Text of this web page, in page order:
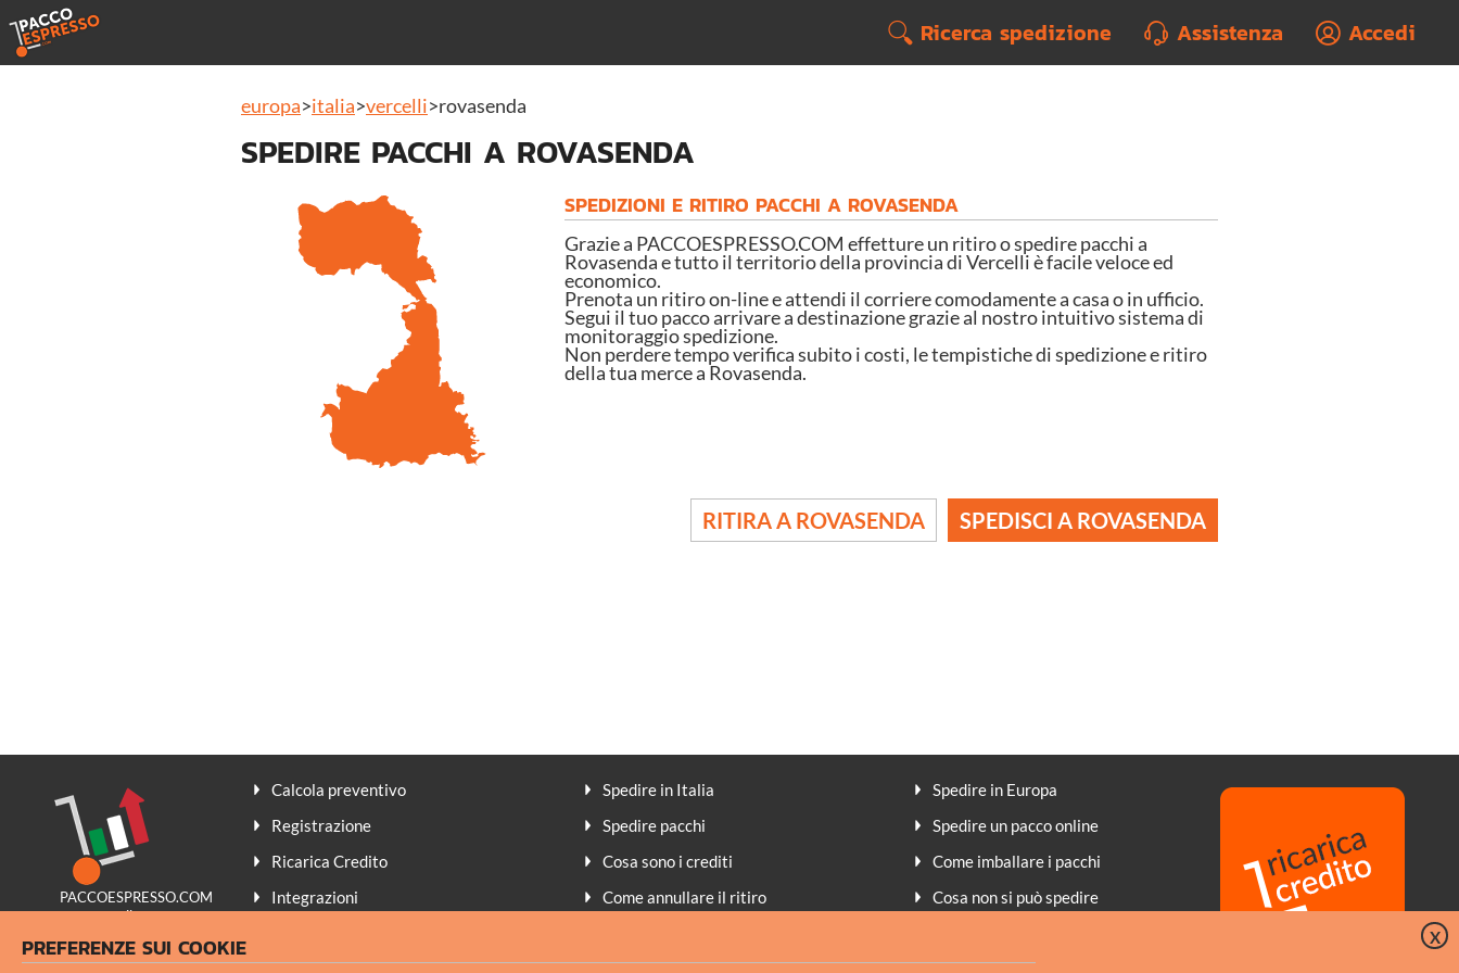
Ricerca spedizione Assistenza Accedi
europa>italia>vercelli>rovasenda
SPEDIRE PACCHI A ROVASENDA
SPEDIZIONI E RITIRO PACCHI A ROVASENDA
Grazie a PACCOESPRESSO.COM effetture un ritiro o spedire pacchi a
Rovasenda e tutto il territorio della provincia di Vercelli è facile veloce ed
economico.
Prenota un ritiro on-line e attendi il corriere comodamente a casa o in ufficio.
Segui il tuo pacco arrivare a destinazione grazie al nostro intuitivo sistema di
monitoraggio spedizione.
Non perdere tempo verifica subito i costi, le tempistiche di spedizione e ritiro
della tua merce a Rovasenda.
RITIRA A ROVASENDA SPEDISCI A ROVASENDA
PACCOESPRESSO.COM
promuove il
Calcola preventivo
Registrazione
Ricarica Credito
Integrazioni
Spedire in Italia
Spedire pacchi
Cosa sono i crediti
Come annullare il ritiro
Assicurazione
Spedire in Europa
Spedire un pacco online
Come imballare i pacchi
Cosa non si può spedire
FAQ
X
PREFERENZE SUI COOKIE